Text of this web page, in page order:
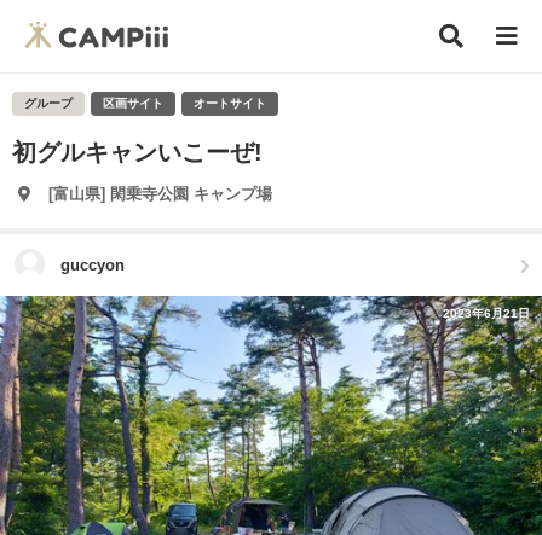
グループ 区画サイト オートサイト
初グルキャンいこーぜ!
[富山県] 閑乗寺公園 キャンプ場
guccyon
2023年6月21日